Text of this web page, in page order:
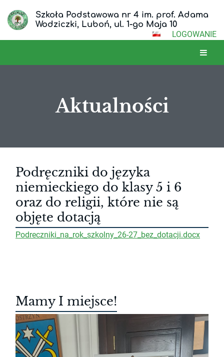
Szkoła Podstawowa nr 4 im. prof. Adama
Wodziczki, Luboń, ul. 1-go Maja 10
LOGOWANIE
Aktualności
Aktualności
Podręczniki do języka
niemieckiego do klasy 5 i 6
oraz do religii, które nie są
objęte dotacją
Podreczniki_na_rok_szkolny_26-27_bez_dotacji.docx
Mamy I miejsce!